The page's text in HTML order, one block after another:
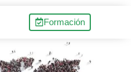
Formación